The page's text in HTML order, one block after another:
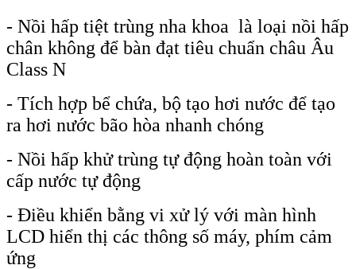
- Nồi hấp tiệt trùng nha khoa là loại nồi hấp
chân không để bàn đạt tiêu chuẩn châu Âu
Class N
- Tích hợp bể chứa, bộ tạo hơi nước để tạo
ra hơi nước bão hòa nhanh chóng
- Nồi hấp khử trùng tự động hoàn toàn với
cấp nước tự động
- Điều khiển bằng vi xử lý với màn hình
LCD hiển thị các thông số máy, phím cảm
ứng